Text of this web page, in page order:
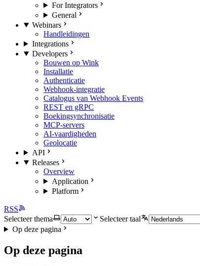
For Integrators
General
Webinars
Handleidingen
Integrations
Developers
Bouwen op Wink
Installatie
Authenticatie
Webhook-integratie
Catalogus van Webhook Events
REST en gRPC
Boekingsynchronisatie
MCP-servers
AI-vaardigheden
Geolocatie
API
Releases
Overview
Application
Platform
RSS
Selecteer thema
Selecteer taal
Op deze pagina
Op deze pagina